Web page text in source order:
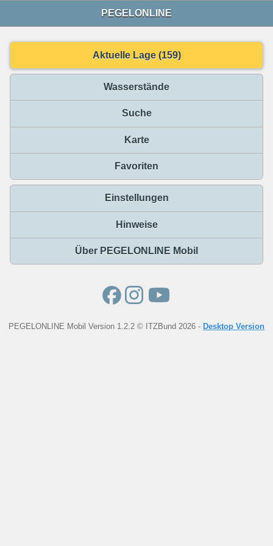
PEGELONLINE
Aktuelle Lage (159)
Wasserstände
Suche
Karte
Favoriten
Einstellungen
Hinweise
Über PEGELONLINE Mobil
PEGELONLINE Mobil Version 1.2.2 © ITZBund 2026 - Desktop Version